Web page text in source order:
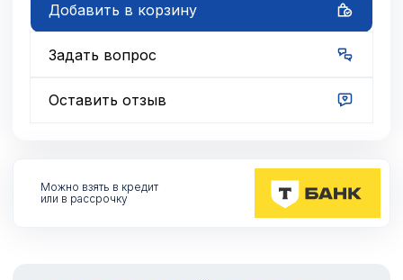
Добавить в корзину
Задать вопрос
Оставить отзыв
Можно взять в кредит
или в рассрочку